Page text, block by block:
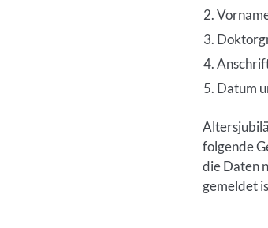
Datum
folgende
die Daten
gemeldet